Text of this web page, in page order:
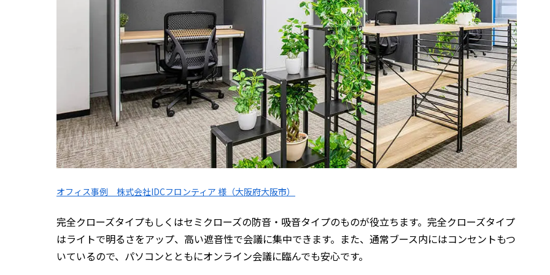
オフィス事例 株式会社IDCフロンティア 様（大阪府大阪市）
完全クローズタイプもしくはセミクローズの防音・吸音タイプのものが役立ちます。完全クローズタイプ
はライトで明るさをアップ、高い遮音性で会議に集中できます。また、通常ブース内にはコンセントもつ
いているので、パソコンとともにオンライン会議に臨んでも安心です。